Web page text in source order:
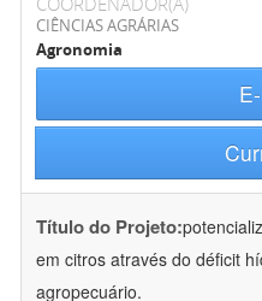
CIÊNCIAS AGRÁRIAS
Agronomia
Título do Projeto:
em citros através do déficit
agropecuário.